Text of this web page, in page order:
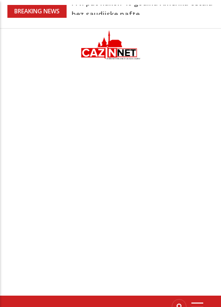
BREAKING NEWS
Vrućine pune hitne pomoći: Sve više
Šta je Vučić prešutio Zelenskom?
Putinovo ime nije smio da izgovori